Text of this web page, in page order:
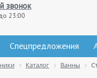
звонок
23:00
Спецпредложения
Каталог Ванны